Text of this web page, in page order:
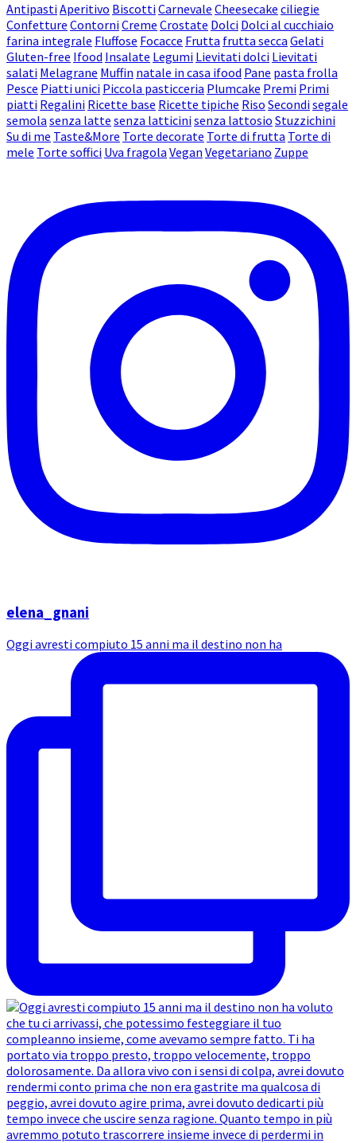
AntipastiAperitivo BiscottiCarnevale Cheesecake ciliegie
Confetture ContorniCreme Crostate Dolci Dolci al cucchiaio
farina integrale Fluffose Focacce Frutta frutta secca Gelati
Gluten-free Ifood Insalate Legumi Lievitati dolci Lievitati
salati Melagrane Muffin natale in casa ifood Pane pasta frolla
Pesce Piatti unici Piccola pasticceria Plumcake Premi Primi
piatti Regalini Ricette base Ricette tipiche Riso Secondisegale
semola senza latte senza latticinisenza lattosio Stuzzichini
Su di me Taste&More Torte decorate Torte di frutta Torte di
mele Torte soffici Uva fragola Vegan Vegetariano Zuppe
elena_gnani
Oggi avresti compiuto 15 anni ma il destino non ha